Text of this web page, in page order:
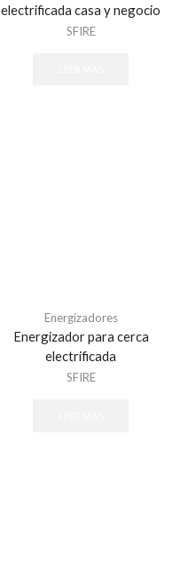
electrificada casa y negocio
SFIRE
Energizadores
Energizador para cerca
electrificada
SFIRE